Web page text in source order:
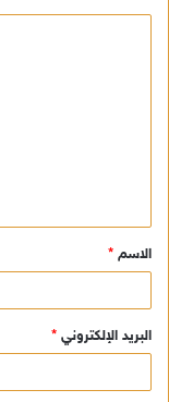
ق
*
الاسم *
البريد الإلكتروني *